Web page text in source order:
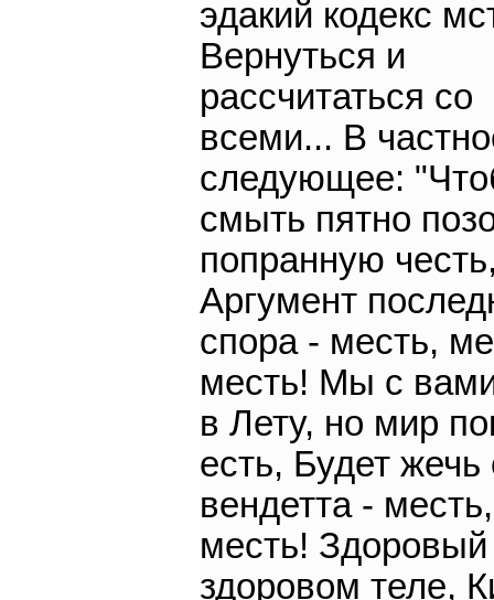
эдакий кодекс
Вернуться и
рассчитаться со
всеми... В
следующее:
смыть пятно
попранную
Аргумент
спора - месть,
месть! Мы с
в Лету, но мир
есть, Будет жечь
вендетта -
месть! Здоровый
здоровом теле,